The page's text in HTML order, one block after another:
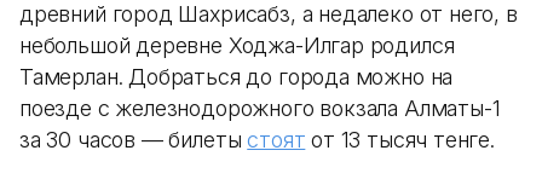
древний город Шахрисабз, а недалеко от него, в
небольшой деревне Ходжа-Илгар родился
Тамерлан. Добраться до города можно на
поезде с железнодорожного вокзала Алматы-1
за 30 часов — билетыстоят от 13 тысяч тенге.